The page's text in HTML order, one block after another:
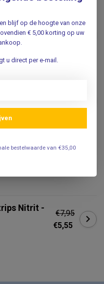
Test
- 50 strips
€8,95
Nitrit -
€7,95
€5,55
blijf op de hoogte van onze
€ 5,00 korting op uw
u direct per e-mail.
bestelwaarde van €35,00